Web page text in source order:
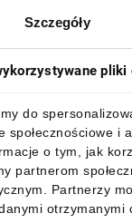
Szczegóły
pliki
do
społecznościowe i
o tym, jak
partnerom
Partnerzy
otrzymanymi
naszą aplikację